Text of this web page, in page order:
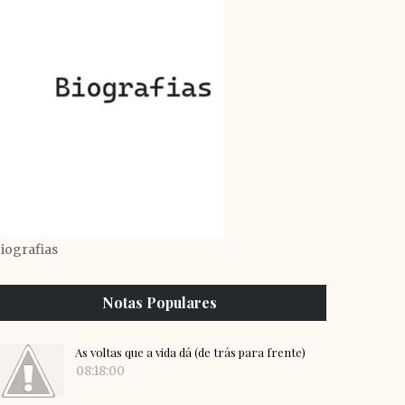
Notas Populares
As voltas que a vida dá (de trás para frente)
08:18:00